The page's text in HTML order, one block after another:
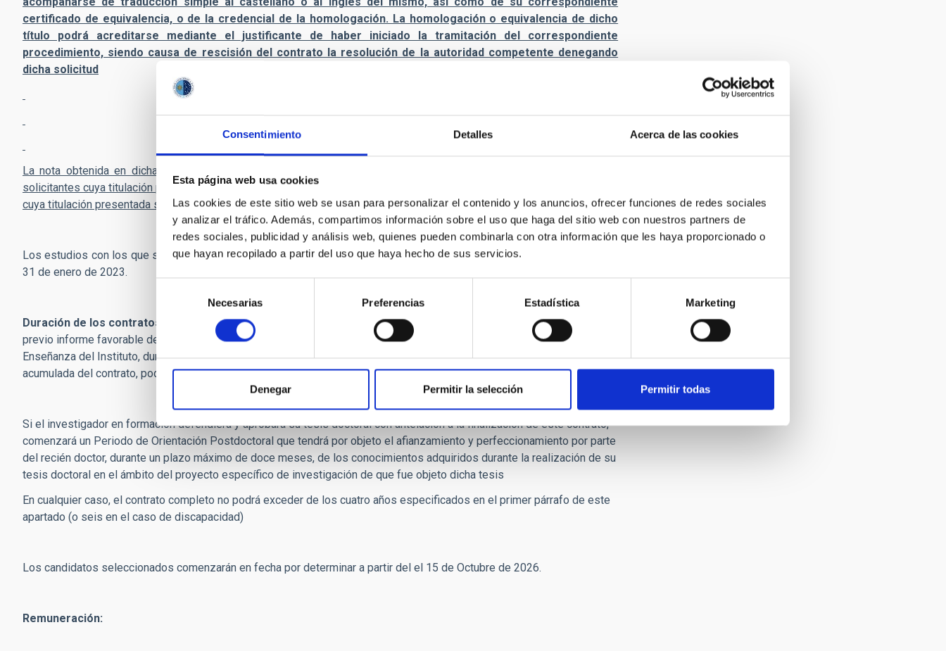
Consentimiento Detalles Acerca de las cookies
Esta página web usa cookies
Las cookies de este sitio web se usan para personalizar el contenido y los anuncios, ofrecer funciones de redes sociales
y analizar el tráfico. Además, compartimos información sobre el uso que haga del sitio web con nuestros partners de
redes sociales, publicidad y análisis web, quienes pueden combinarla con otra información que les haya proporcionado o
que hayan recopilado a partir del uso que haya hecho de sus servicios.
consentimiento
Necesarias Preferencias Estadística Marketing
Denegar Permitir la selección Permitir todas
certificado de equivalencia, o de la credencial de la homologación. La homologación o equivalencia de dicho
título podrá acreditarse mediante el justificante de haber iniciado la tramitación del correspondiente
procedimiento, siendo causa de rescisión del contrato la resolución de la autoridad competente denegando
dicha solicitud
La nota obtenida en dicha titulación ha de ser de 7,0 puntos (en una escala de 1 a 10) o superior en el caso de
solicitantes cuya titulación presentada sea la licenciatura, y 7,5 puntos para el master, en el caso de aquellos solicitantes,
cuya titulación presentada sea Grado + Máster.
Los estudios con los que se accede al Programa de Doctorado, deberán haberse finalizado en fecha igual o posterior al
31 de enero de 2023.
Duración de los contratos:
La duración del contrato predoctoral será de cuatro años, evaluable por períodos anuales
previo informe favorable del Coordinador del Área de Enseñanza Superior del IAC, asesorado por la Comisión de
Enseñanza del Instituto, durante el tiempo que dure su permanencia en el programa. En ningún caso la duración
acumulada del contrato, podrá exceder de cuatro años.
Si el investigador en formación defendiera y aprobará su tesis doctoral con antelación a la finalización de este contrato,
comenzará un Periodo de Orientación Postdoctoral que tendrá por objeto el afianzamiento y perfeccionamiento por parte
del recién doctor, durante un plazo máximo de doce meses, de los conocimientos adquiridos durante la realización de su
tesis doctoral en el ámbito del proyecto específico de investigación de que fue objeto dicha tesis
En cualquier caso, el contrato completo no podrá exceder de los cuatro años especificados en el primer párrafo de este
apartado (o seis en el caso de discapacidad)
Los candidatos seleccionados comenzarán en fecha por determinar a partir del el 15 de Octubre de 2026.
Remuneración: